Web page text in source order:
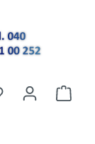
Du hast 0